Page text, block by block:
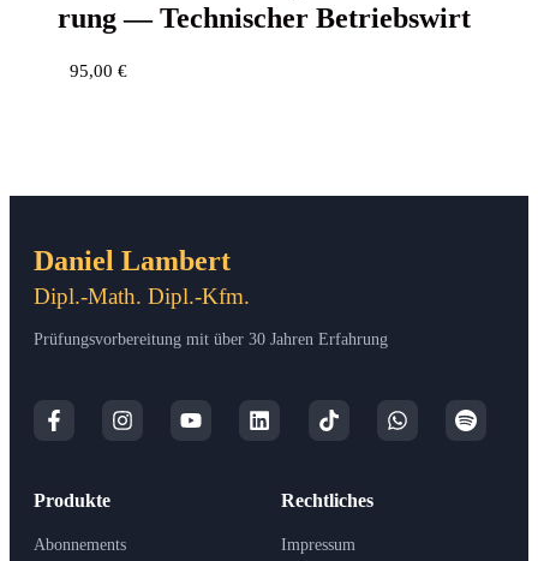
rung — Tech­ni­scher Betriebswirt
95,00 €
Daniel Lambert
Dipl.-Math. Dipl.-Kfm.
Prüfungsvorbereitung mit über 30 Jahren Erfahrung
Produkte
Abonnements
Rechtliches
Impressum